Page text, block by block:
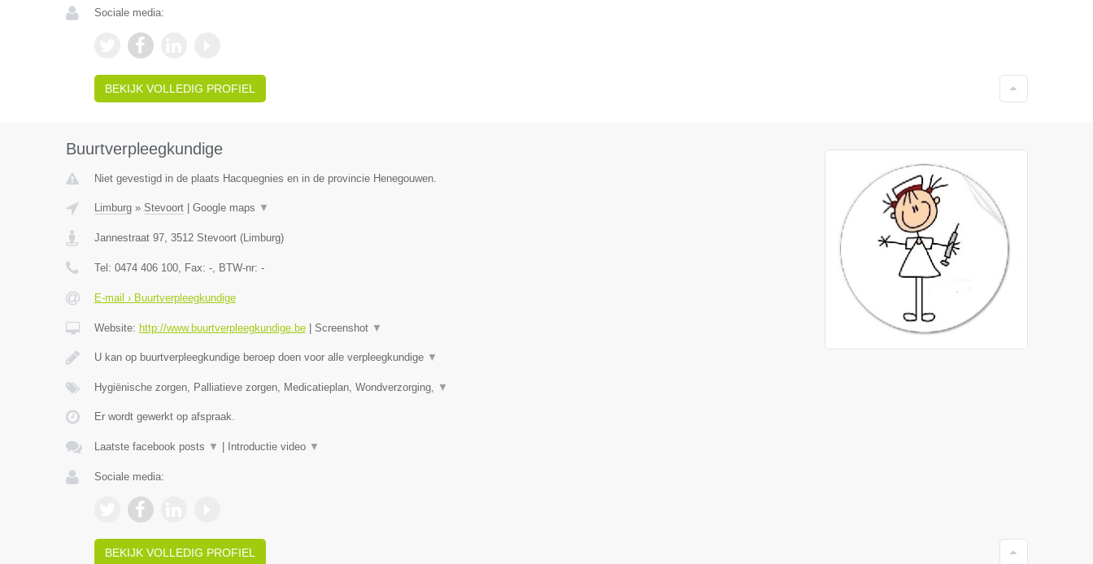
Sociale media:
BEKIJK VOLLEDIG PROFIEL
Buurtverpleegkundige
Niet gevestigd in de plaats Hacquegnies en in de provincie Henegouwen.
Limburg» Stevoort| Google maps ▼
Jannestraat 97, 3512 Stevoort(Limburg)
Tel: 0474 406 100, Fax: -, BTW-nr: -
E-mail › Buurtverpleegkundige
Website: http://www.buurtverpleegkundige.be| Screenshot ▼
U kan op buurtverpleegkundige beroep doen voor alle verpleegkundige ▼
Hygiënische zorgen, Palliatieve zorgen, Medicatieplan, Wondverzorging, ▼
Er wordt gewerkt op afspraak.
Laatste facebook posts ▼ Introductie video ▼
Sociale media:
BEKIJK VOLLEDIG PROFIEL